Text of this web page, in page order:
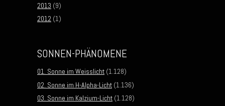
2013 (9)
2012 (1)
SONNEN-PHÄNOMENE
01. Sonne im Weisslicht (1.128)
02. Sonne im H-Alpha-Licht (1.136)
03. Sonne im Kalzium-Licht (1.128)